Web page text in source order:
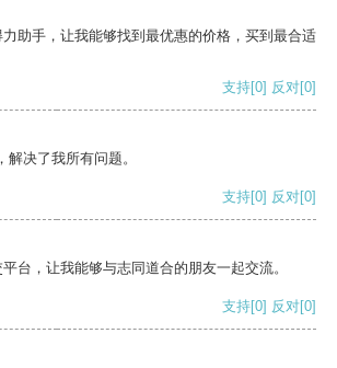
助手，让我能够找到最优惠的价格，买到最合适
支持[0] 反对[0]
决了我所有问题。
支持[0] 反对[0]
台，让我能够与志同道合的朋友一起交流。
支持[0] 反对[0]